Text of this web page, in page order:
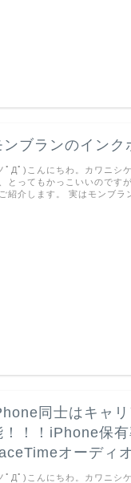
ンブランのインク
ﾟДﾟ)こんにちわ。カワニシ
とってもかっこいいのです
紹介します。 実はモンブラ
同士はキャ
！！！iPhone保
オーディオ
ﾟДﾟ)こんにちわ。カワニシ